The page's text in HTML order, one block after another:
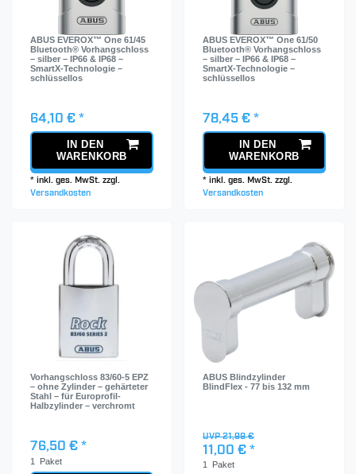
ABUS EVEROX™ One 61/45
Bluetooth® Vorhangschloss
– silber – IP66 & IP68 –
SmartX-Technologie –
schlüssellos
64,10 € *
IN DEN
WARENKORB
*inkl. ges. MwSt. zzgl.
Versandkosten
ABUS EVEROX™ One 61/50
Bluetooth® Vorhangschloss
– silber – IP66 & IP68 –
SmartX-Technologie –
schlüssellos
78,45 € *
IN DEN
WARENKORB
*inkl. ges. MwSt. zzgl.
Versandkosten
Vorhangschloss 83/60-5 EPZ
– ohne Zylinder – gehärteter
Stahl – für Europrofil-
Halbzylinder – verchromt
76,50 € *
1 Paket
ABUS Blindzylinder
BlindFlex - 77 bis 132 mm
UVP 21,99 €
11,00 € *
1 Paket